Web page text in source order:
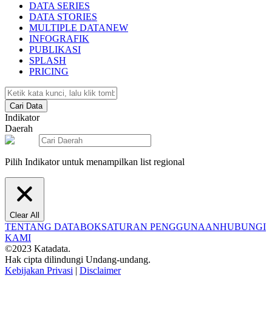
DATA SERIES
DATA STORIES
MULTIPLE DATANEW
INFOGRAFIK
PUBLIKASI
SPLASH
PRICING
Cari Data
Indikator
Daerah
Pilih Indikator untuk menampilkan list regional
Clear All
TENTANG DATABOKSATURAN PENGGUNAANHUBUNGI
KAMI
©2023 Katadata.
Hak cipta dilindungi Undang-undang.
Kebijakan Privasi | Disclaimer